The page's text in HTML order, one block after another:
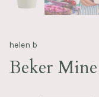
helen b
Beker Mine